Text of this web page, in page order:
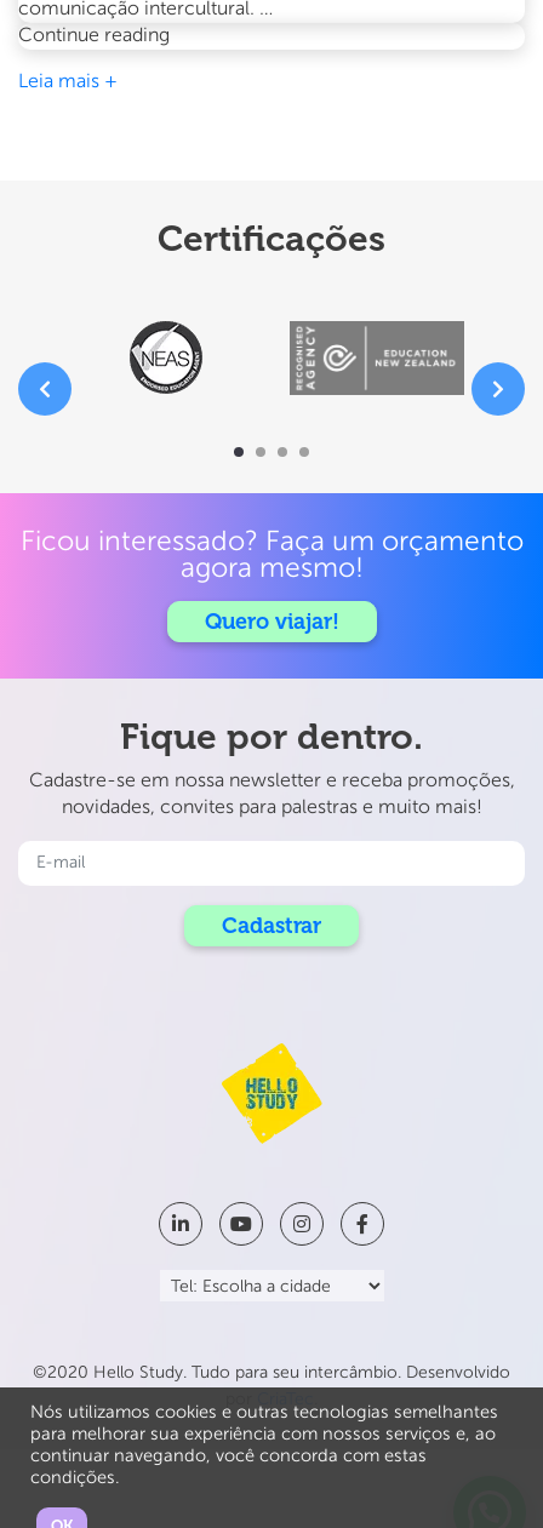
comunicação intercultural. …
Continue reading
Leia mais +
Certificações
Ficou interessado? Faça um orçamento
agora mesmo!
Quero viajar!
Fique por dentro.
Cadastre-se em nossa newsletter e receba promoções,
novidades, convites para palestras e muito mais!
©2020 Hello Study. Tudo para seu intercâmbio. Desenvolvido
Nós utilizamos cookies e outras tecnologias semelhantes
para melhorar sua experiência com nossos serviços e, ao
continuar navegando, você concorda com estas
condições.